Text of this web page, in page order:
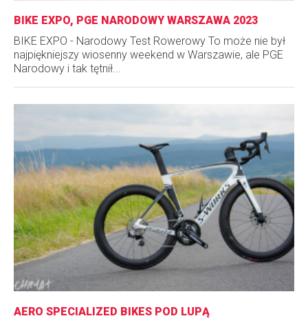
BIKE EXPO, PGE NARODOWY WARSZAWA 2023
BIKE EXPO - Narodowy Test Rowerowy To może nie był
najpiękniejszy wiosenny weekend w Warszawie, ale PGE
Narodowy i tak tętnił...
AERO SPECIALIZED BIKES POD LUPĄ